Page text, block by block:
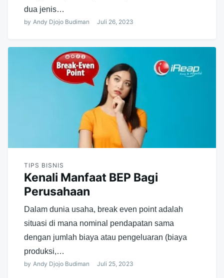
dua jenis…
by Andy Djojo Budiman Juli 26, 2023
TIPS BISNIS
Kenali Manfaat BEP Bagi
Perusahaan
Dalam dunia usaha, break even point adalah
situasi di mana nominal pendapatan sama
dengan jumlah biaya atau pengeluaran (biaya
produksi,…
by Andy Djojo Budiman Juli 25, 2023